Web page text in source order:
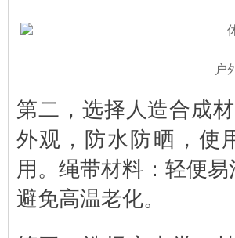
户
第二，选择人造合成
外观，防水防晒，使
用。绳带材料：轻便
避免高温老化。